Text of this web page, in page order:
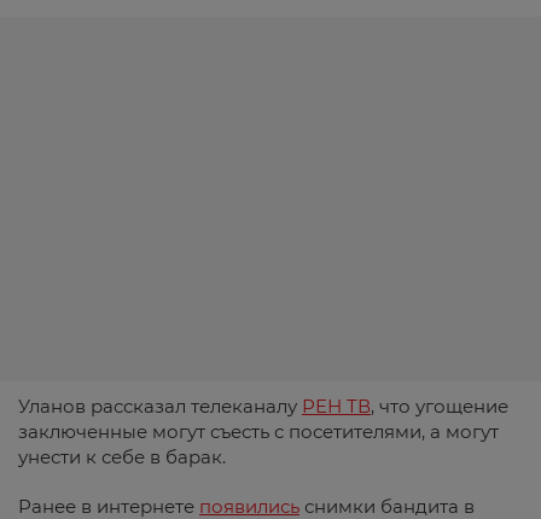
Уланов рассказал телеканалу РЕН ТВ, что угощение
заключенные могут съесть с посетителями, а могут
унести к себе в барак.
Ранее в интернете появились снимки бандита в